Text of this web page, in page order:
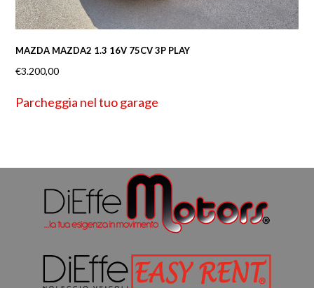
MAZDA MAZDA2 1.3 16V 75CV 3P PLAY
€3.200,00
Parcheggia nel tuo garage